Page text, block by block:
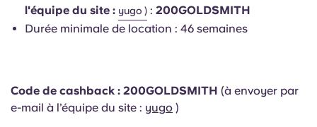
Portuguese
l'équipe du site : yugo ) : 200GOLDSMITH
Durée minimale de location : 46 semaines
Code de cashback : 200GOLDSMITH (à envoyer par
e-mail à l’équipe du site : yugo )